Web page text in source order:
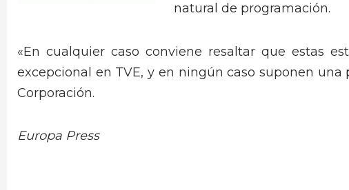
natural de programación.
«En cualquier caso conviene resaltar que estas
excepcional en TVE, y en ningún caso suponen
Corporación.
Europa Press